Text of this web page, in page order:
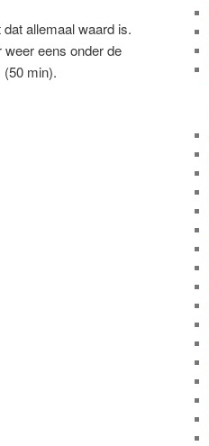
allemaal waard is.
eens onder de
min).